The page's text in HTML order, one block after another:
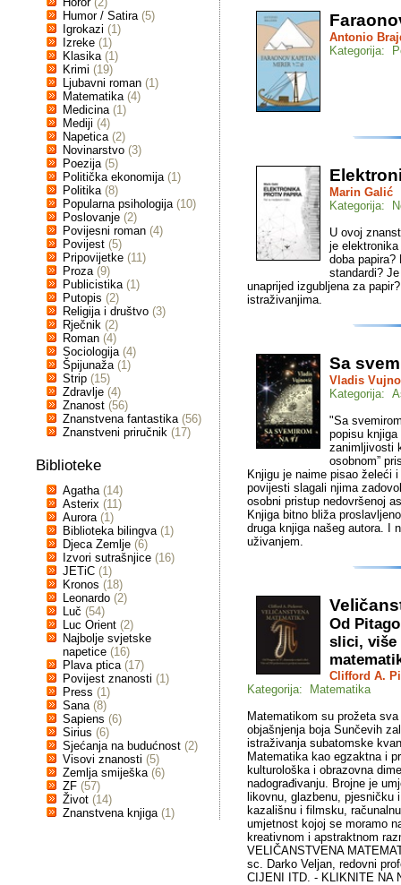
Humor / Satira (5)
Igrokazi (1)
Izreke (1)
Klasika (1)
Krimi (19)
Ljubavni roman (1)
Matematika (4)
Medicina (1)
Mediji (4)
Napetica (2)
Novinarstvo (3)
Poezija (5)
Politička ekonomija (1)
Politika (8)
Popularna psihologija (10)
Poslovanje (2)
Povijesni roman (4)
Povijest (5)
Pripovijetke (11)
Proza (9)
Publicistika (1)
Putopis (2)
Religija i društvo (3)
Rječnik (2)
Roman (4)
Sociologija (4)
Špijunaža (1)
Strip (15)
Zdravlje (4)
Znanost (56)
Znanstvena fantastika (56)
Znanstveni priručnik (17)
Biblioteke
Agatha (14)
Asterix (11)
Aurora (1)
Biblioteka bilingva (1)
Djeca Zemlje (6)
Izvori sutrašnjice (16)
JETiC (1)
Kronos (18)
Leonardo (2)
Luč (54)
Luc Orient (2)
Najbolje svjetske
napetice (16)
Plava ptica (17)
Povijest znanosti (1)
Press (1)
Sana (8)
Sapiens (6)
Sirius (6)
Sjećanja na budućnost (2)
Visovi znanosti (5)
Zemlja smiješka (6)
ZF (57)
Život (14)
Znanstvena knjiga (1)
Antonio
Kategorija:
Marin Galić
Kategorija:
U ovoj
je
doba
standardi?
unaprijed izgubljena za
istraživanjima.
Sa
Vladis
Kategorija:
"Sa
popisu
zanimljivosti
osobnom”
Knjigu je naime pisao želeći
povijesti slagali njima
osobni pristup nedovršenoj
Knjiga bitno bliža
druga knjiga našeg autora. I
uživanjem.
Od
slici, više
Clifford A.
Kategorija: Matematika
Matematikom su prožeta
objašnjenja boja Sunčevih
istraživanja subatomske
Matematika kao egzaktna i
kulturološka i obrazovna
nadograđivanju. Brojne je
likovnu, glazbenu,
kazališnu i filmsku,
umjetnost kojoj se moramo
kreativnom i apstraktnom
VELIČANSTVENA
sc. Darko Veljan, redovni
CIJENI ITD. - KLIKNITE NA